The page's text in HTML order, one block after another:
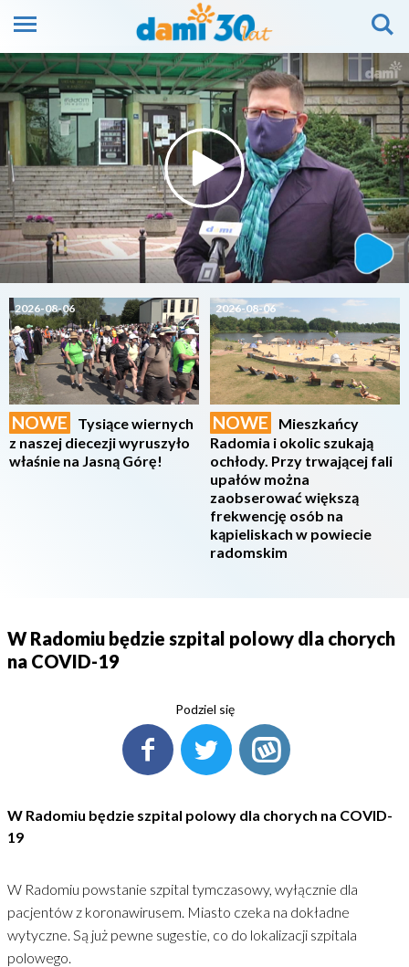
2026-08-06
NOWE
Tysiące wiernych
z naszej diecezji wyruszyło
właśnie na Jasną Górę!
2026-08-06
NOWE
Mieszkańcy
Radomia i okolic szukają
ochłody. Przy trwającej fali
upałów można
zaobserować większą
frekwencję osób na
kąpieliskach w powiecie
radomskim
W Radomiu będzie szpital polowy dla chorych
na COVID-19
Podziel się
W Radomiu będzie szpital polowy dla chorych na COVID-
19
W Radomiu powstanie szpital tymczasowy, wyłącznie dla
pacjentów z koronawirusem. Miasto czeka na dokładne
wytyczne. Są już pewne sugestie, co do lokalizacji szpitala
polowego.